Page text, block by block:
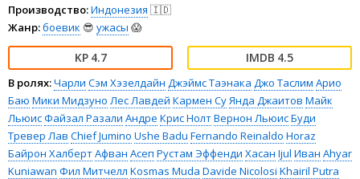
Производство:Индонезия 🇮🇩
Жанр:боевик 😎 ужасы 😱
4.7 4.5
В ролях:Чарли Сэм Хэзелдайн Джэймс Таэнака Джо Таслим Арио
Баю Мики Мидзуно Лес Лавдей Кармен СуЯнда Джаитов Майк
ЛьюисФайзал Разали Андре Крис НолтВернон ЛьюисБуди
Тревер Лав Chief Jumino Ushe Badu Fernando Reinaldo Horaz
Байрон ХалбертАфван Асеп Рустам Эффенди Хасан Ijul Иван Ahyar
Kuniawan Фил Митчелл Kosmas Muda Davide Nicolosi Khairil Putra